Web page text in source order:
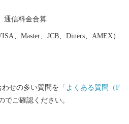
通信料金合算
、Master、JCB、Diners、AMEX）
せの多い質問を 「よくある質問（F
でご確認ください。